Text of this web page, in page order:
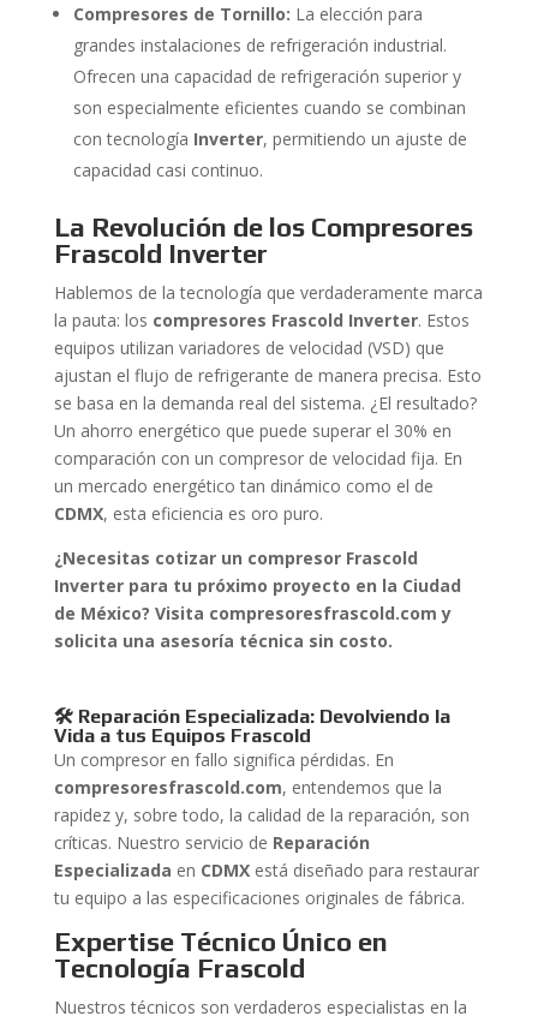
Compresores de Tornillo: La elección para
grandes instalaciones de refrigeración industrial.
Ofrecen una capacidad de refrigeración superior y
son especialmente eficientes cuando se combinan
con tecnología Inverter, permitiendo un ajuste de
capacidad casi continuo.
La Revolución de los Compresores
Frascold Inverter
Hablemos de la tecnología que verdaderamente marca
la pauta: los compresores Frascold Inverter. Estos
equipos utilizan variadores de velocidad (VSD) que
ajustan el flujo de refrigerante de manera precisa. Esto
se basa en la demanda real del sistema. ¿El resultado?
Un ahorro energético que puede superar el 30% en
comparación con un compresor de velocidad fija. En
un mercado energético tan dinámico como el de
CDMX, esta eficiencia es oro puro.
¿Necesitas cotizar un compresor Frascold
Inverter para tu próximo proyecto en la Ciudad
de México? Visita compresoresfrascold.com y
solicita una asesoría técnica sin costo.
🛠️ Reparación Especializada: Devolviendo la
Vida a tus Equipos Frascold
Un compresor en fallo significa pérdidas. En
compresoresfrascold.com, entendemos que la
rapidez y, sobre todo, la calidad de la reparación, son
críticas. Nuestro servicio de Reparación
Especializada en CDMXestá diseñado para restaurar
tu equipo a las especificaciones originales de fábrica.
Expertise Técnico Único en
Tecnología Frascold
Nuestros técnicos son verdaderos especialistas en la